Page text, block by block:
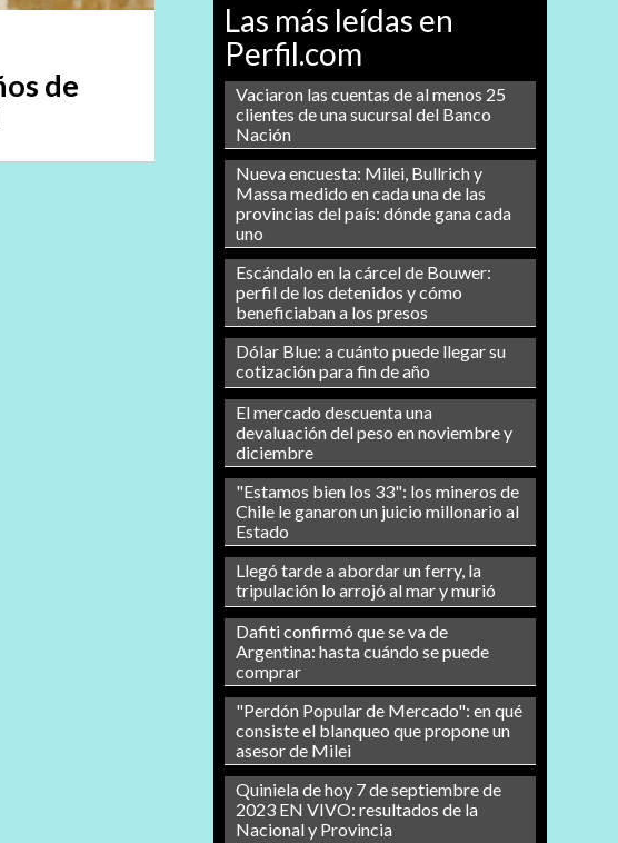
Las más leídas en
Perfil.com
Vaciaron las cuentas de al menos 25
clientes de una sucursal del Banco
Nación
Nueva encuesta: Milei, Bullrich y
Massa medido en cada una de las
provincias del país: dónde gana cada
uno
Escándalo en la cárcel de Bouwer:
perfil de los detenidos y cómo
beneficiaban a los presos
Dólar Blue: a cuánto puede llegar su
cotización para fin de año
El mercado descuenta una
devaluación del peso en noviembre y
diciembre
"Estamos bien los 33": los mineros de
Chile le ganaron un juicio millonario al
Estado
Llegó tarde a abordar un ferry, la
tripulación lo arrojó al mar y murió
Dafiti confirmó que se va de
Argentina: hasta cuándo se puede
comprar
"Perdón Popular de Mercado": en qué
consiste el blanqueo que propone un
asesor de Milei
Quiniela de hoy 7 de septiembre de
2023 EN VIVO: resultados de la
Nacional y Provincia
de